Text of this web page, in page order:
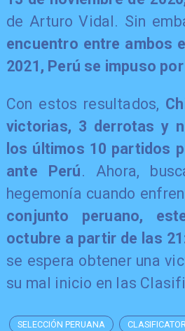
de Arturo Vidal. Sin
encuentro entre ambos
2021, Perú se impuso
Con estos resultados,
victorias, 3 derrotas y
los últimos 10 partidos
ante Perú. Ahora,
hegemonía cuando
conjunto peruano,
octubre a partir de las
se espera obtener una
su mal inicio en las
SELECCIÓN PERUANA